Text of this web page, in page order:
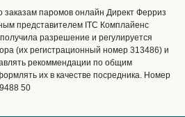
Грузоперевозки
заказам паромов онлайн Директ Ферриз
представителем ITC Комплайенс
разрешение и регулируется
(их регистрационный номер 313486) и
рекоммендации по общим
их в качестве посредника. Номер
50